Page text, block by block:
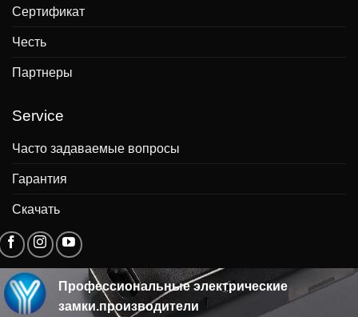
Сертификат
Честь
Партнеры
Service
Часто задаваемые вопросы
Гарантия
Скачать
Профессиональные электрические
замки.производители